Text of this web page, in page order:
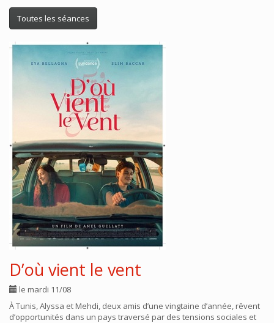
Toutes les séances
D’où vient le vent
le mardi 11/08
À Tunis, Alyssa et Mehdi, deux amis d’une vingtaine d’année, rêvent
d’opportunités dans un pays traversé par des tensions sociales et